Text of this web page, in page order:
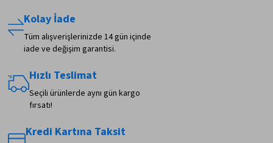
Kolay İade
Tüm alışverişlerinizde 14 gün içinde
iade ve değişim garantisi.
Hızlı Teslimat
Seçili ürünlerde aynı gün kargo
fırsatı!
Kredi Kartına Taksit